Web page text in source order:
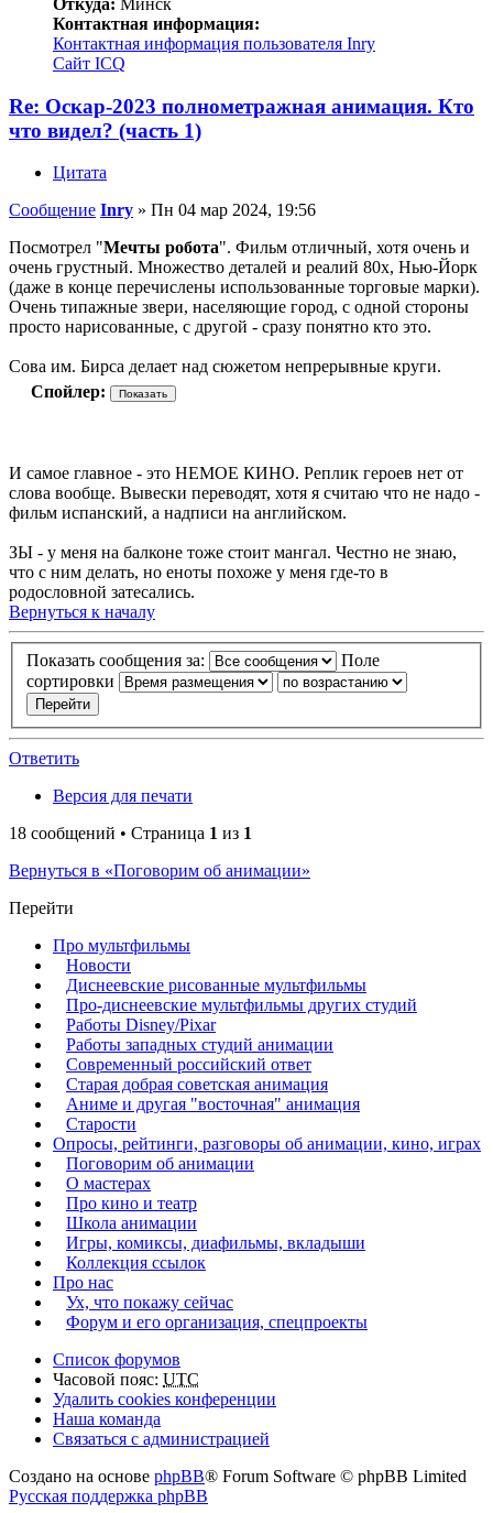
Контактная информация:
Контактная информация пользователя Inry
Сайт ICQ
Re: Оскар-2023 полнометражная анимация. Кто
что видел? (часть 1)
Цитата
Сообщение Inry » Пн 04 мар 2024, 19:56
Посмотрел "Мечты робота". Фильм отличный, хотя очень и
очень грустный. Множество деталей и реалий 80х, Нью-Йорк
(даже в конце перечислены использованные торговые марки).
Очень типажные звери, населяющие город, с одной стороны
просто нарисованные, с другой - сразу понятно кто это.
Сова им. Бирса делает над сюжетом непрерывные круги.
Спойлер:
И самое главное - это НЕМОЕ КИНО. Реплик героев нет от
слова вообще. Вывески переводят, хотя я считаю что не надо -
фильм испанский, а надписи на английском.
ЗЫ - у меня на балконе тоже стоит мангал. Честно не знаю,
что с ним делать, но еноты похоже у меня где-то в
родословной затесались.
Вернуться к началу
Показать сообщения за:
Поле
сортировки
Ответить
Версия для печати
18 сообщений • Страница 1 из 1
Вернуться в «Поговорим об анимации»
Перейти
Про мультфильмы
Новости
Диснеевские рисованные мультфильмы
Про-диснеевские мультфильмы других студий
Работы Disney/Pixar
Работы западных студий анимации
Современный российский ответ
Старая добрая советская анимация
Аниме и другая "восточная" анимация
Старости
Опросы, рейтинги, разговоры об анимации, кино, играх
Поговорим об анимации
О мастерах
Про кино и театр
Школа анимации
Игры, комиксы, диафильмы, вкладыши
Коллекция ссылок
Про нас
Ух, что покажу сейчас
Форум и его организация, спецпроекты
Список форумов
Часовой пояс: UTC
Удалить cookies конференции
Наша команда
Связаться с администрацией
Создано на основе phpBB® Forum Software © phpBB Limited
Русская поддержка phpBB